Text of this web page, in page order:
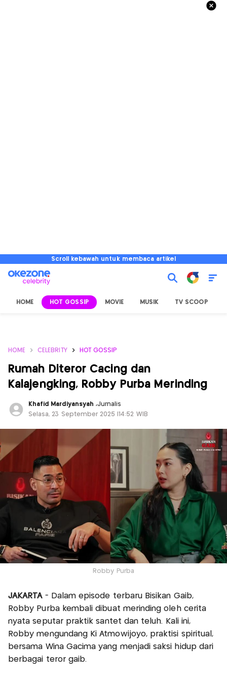
Scroll kebawah untuk membaca artikel
HOME HOT GOSSIP MOVIE MUSIK TV SCOOP
HOME CELEBRITY HOT GOSSIP
Rumah Diteror Cacing dan
Kalajengking, Robby Purba Merinding
Khafid Mardiyansyah ,Jurnalis
Selasa, 23 September 2025 |14:52 WIB
Robby Purba
JAKARTA- Dalam episode terbaru Bisikan Gaib,
Robby Purba kembali dibuat merinding oleh cerita
nyata seputar praktik santet dan teluh. Kali ini,
Robby mengundang Ki Atmowijoyo, praktisi spiritual,
bersama Wina Gacima yang menjadi saksi hidup dari
berbagai teror gaib.